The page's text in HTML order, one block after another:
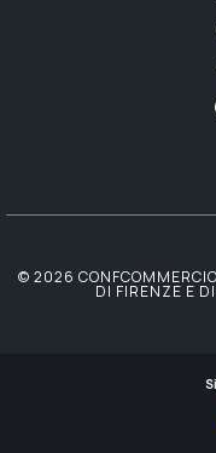
© 2026
DI FIRENZE E